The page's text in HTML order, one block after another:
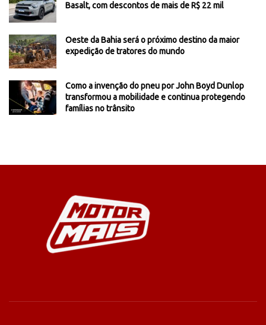
Basalt, com descontos de mais de R$ 22 mil
Oeste da Bahia será o próximo destino da maior
expedição de tratores do mundo
Como a invenção do pneu por John Boyd Dunlop
transformou a mobilidade e continua protegendo
famílias no trânsito